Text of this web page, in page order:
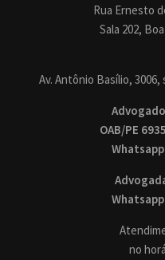
Rua Ernesto
Sala 202,
Av. Antônio Basílio, 3006,
OAB/PE
no